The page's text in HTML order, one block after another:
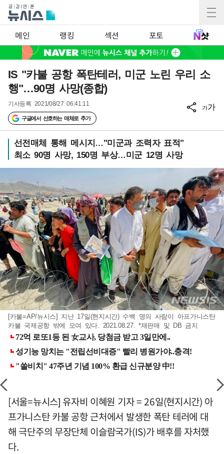
메인 랭킹 섹션 포토
IS "카불 공항 폭탄테러, 미군 노린 우리 소
행"…90명 사망(종합)
기사등록 2021/08/27 06:41:11
구글에서 선호하는 매체로 추가
가가
선전매체 통해 메시지…"미군과 조력자 표적"
최소 90명 사망, 150명 부상…미군 12명 사망
[카불=AP/뉴시스] 지난 17일(현지시간) 수백 명의 사람이 아프가니스탄
카불 국제공항 밖에 모여 있다. 2021.08.27. *재판매 및 DB 금지
[서울=뉴시스] 유자비 이혜원 기자 = 26일(현지시간) 아
프가니스탄 카불 공항 근처에서 발생한 폭탄 테러에 대
해 극단주의 무장단체 이슬람국가(IS)가 배후를 자처했
다.